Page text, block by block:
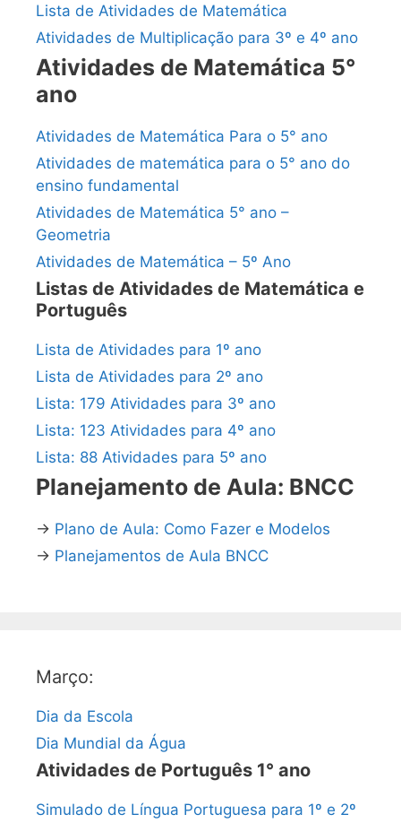
Lista de Atividades de Matemática
Atividades de Multiplicação para 3º e 4º ano
Atividades de Matemática 5°
ano
Atividades de Matemática Para o 5° ano
Atividades de matemática para o 5° ano do
ensino fundamental
Atividades de Matemática 5° ano –
Geometria
Atividades de Matemática – 5º Ano
Listas de Atividades de Matemática e
Português
Lista de Atividades para 1º ano
Lista de Atividades para 2º ano
Lista: 179 Atividades para 3º ano
Lista: 123 Atividades para 4º ano
Lista: 88 Atividades para 5º ano
Planejamento de Aula: BNCC
→ Plano de Aula: Como Fazer e Modelos
→ Planejamentos de Aula BNCC
Março:
Dia da Escola
Dia Mundial da Água
Atividades de Português 1° ano
Simulado de Língua Portuguesa para 1º e 2º